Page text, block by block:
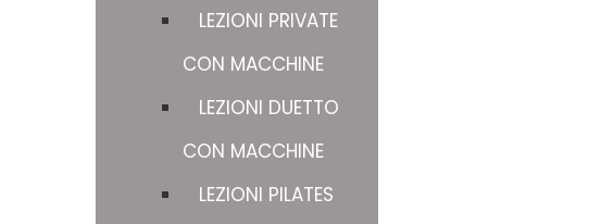
LEZIONI PRIVATE
CON MACCHINE
LEZIONI DUETTO
CON MACCHINE
LEZIONI PILATES